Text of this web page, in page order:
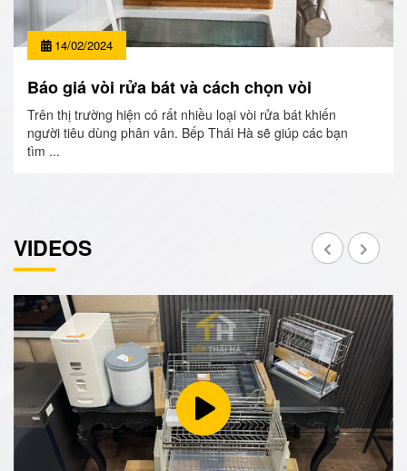
14/02/2024
Báo giá vòi rửa bát và cách chọn vòi
Trên thị trường hiện có rất nhiều loại vòi rửa bát khiến
người tiêu dùng phân vân. Bếp Thái Hà sẽ giúp các bạn
tìm ...
VIDEOS